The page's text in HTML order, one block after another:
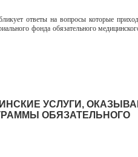
ответы на вопросы которые
фонда обязательного
УСЛУГИ,
ОБЯЗАТЕЛЬНОГО